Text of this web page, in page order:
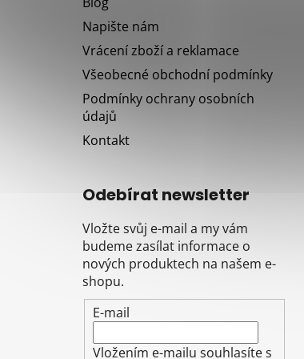
Napište nám
Vrácení zboží a reklamace
Všeobecné obchodní podmínky
Podmínky ochrany osobních
údajů
Kontakt
Odebírat newsletter
Vložte svůj e-mail a my vám
budeme zasílat informace o
nových produktech na našem e-
shopu.
E-mail
Vložením e-mailu souhlasíte s